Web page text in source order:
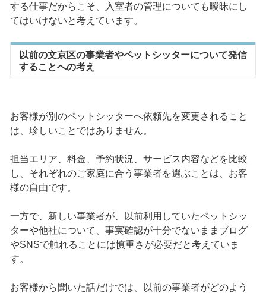
する仕事だからこそ、入室者の管理についても曖昧にし
てはいけないと考えています。
以前の文京区の事業者やペットシッターについて発信
することへの考え
お客様が別のペットシッターへ依頼先を変更されること
は、珍しいことではありません。
担当エリア、料金、予約状況、サービス内容などを比較
し、それぞれのご家庭に合う事業者を選ぶことは、お客
様の自由です。
一方で、新しい事業者が、以前利用していたペットシッ
ターや他社について、事実確認が十分でないままブログ
やSNSで触れることには慎重さが必要だと考えていま
す。
お客様から聞いた話だけでは、以前の事業者がどのよう